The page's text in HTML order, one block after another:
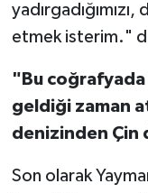
etmek isterim."
"Bu coğrafyada
geldiği zaman
denizinden Çin
Son olarak